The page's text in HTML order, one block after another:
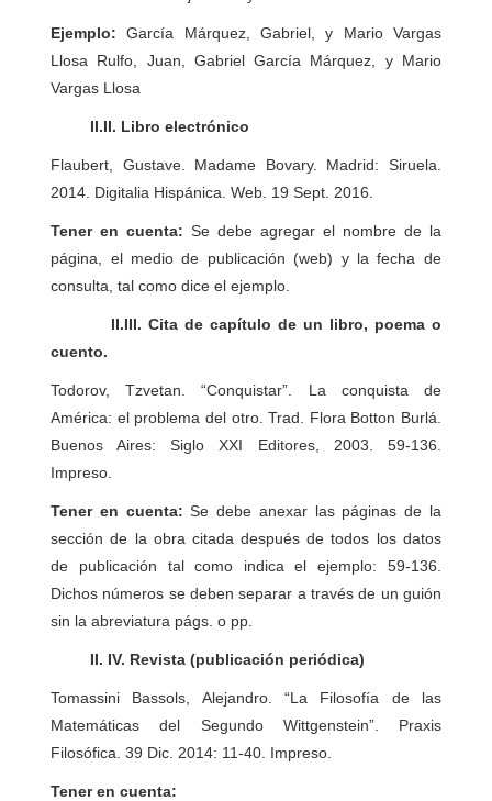
Ejemplo: García Márquez, Gabriel, y Mario Vargas
Llosa Rulfo, Juan, Gabriel García Márquez, y Mario
Vargas Llosa
II.II. Libro electrónico
Flaubert, Gustave. Madame Bovary. Madrid: Siruela.
2014. Digitalia Hispánica. Web. 19 Sept. 2016.
Tener en cuenta:Se debe agregar el nombre de la
página, el medio de publicación (web) y la fecha de
consulta, tal como dice el ejemplo.
II.III. Cita de capítulo de un libro, poema o
cuento.
Todorov, Tzvetan. “Conquistar”. La conquista de
América: el problema del otro. Trad. Flora Botton Burlá.
Buenos Aires: Siglo XXI Editores, 2003. 59-136.
Impreso.
Tener en cuenta:Se debe anexar las páginas de la
sección de la obra citada después de todos los datos
de publicación tal como indica el ejemplo: 59-136.
Dichos números se deben separar a través de un guión
sin la abreviatura págs. o pp.
II. IV. Revista (publicación periódica)
Tomassini Bassols, Alejandro. “La Filosofía de las
Matemáticas del Segundo Wittgenstein”. Praxis
Filosófica. 39 Dic. 2014: 11-40. Impreso.
Tener en cuenta: